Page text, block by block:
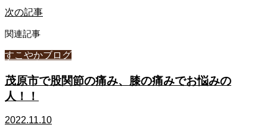
次の記事
関連記事
すこやかブログ
茂原市で股関節の痛み、膝の痛みでお悩みの
人！！
2022.11.10